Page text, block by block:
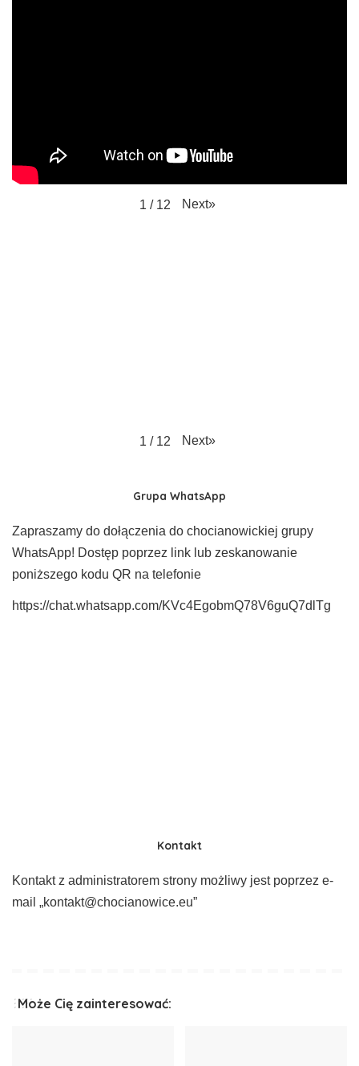
1 / 12 Next»
1 / 12 Next»
Grupa WhatsApp
Zapraszamy do dołączenia do chocianowickiej grupy
WhatsApp! Dostęp poprzez link lub zeskanowanie
poniższego kodu QR na telefonie
https://chat.whatsapp.com/KVc4EgobmQ78V6guQ7dlTg
Kontakt
Kontakt z administratorem strony możliwy jest poprzez e-
mail „kontakt@chocianowice.eu”
Może Cię zainteresować: